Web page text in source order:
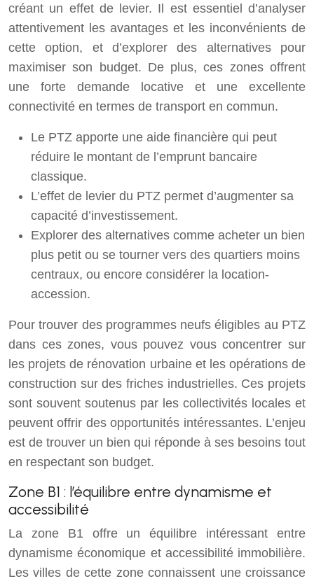
créant un effet de levier. Il est essentiel d’analyser
attentivement les avantages et les inconvénients de
cette option, et d’explorer des alternatives pour
maximiser son budget. De plus, ces zones offrent
une forte demande locative et une excellente
connectivité en termes de transport en commun.
Le PTZ apporte une aide financière qui peut
réduire le montant de l’emprunt bancaire
classique.
L’effet de levier du PTZ permet d’augmenter sa
capacité d’investissement.
Explorer des alternatives comme acheter un bien
plus petit ou se tourner vers des quartiers moins
centraux, ou encore considérer la location-
accession.
Pour trouver des programmes neufs éligibles au PTZ
dans ces zones, vous pouvez vous concentrer sur
les projets de rénovation urbaine et les opérations de
construction sur des friches industrielles. Ces projets
sont souvent soutenus par les collectivités locales et
peuvent offrir des opportunités intéressantes. L’enjeu
est de trouver un bien qui réponde à ses besoins tout
en respectant son budget.
Zone B1 : l’équilibre entre dynamisme et
accessibilité
La zone B1 offre un équilibre intéressant entre
dynamisme économique et accessibilité immobilière.
Les villes de cette zone connaissent une croissance